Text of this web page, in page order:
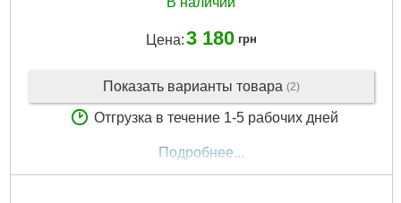
Цена:3 180 грн
Показать варианты товара (2)
Отгрузка в течение 1-5 рабочих дней
Подробнее...